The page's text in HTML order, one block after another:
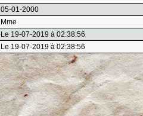
05-01-2000
Mme
Le 19-07-2019 à 02:38:56
Le 19-07-2019 à 02:38:56